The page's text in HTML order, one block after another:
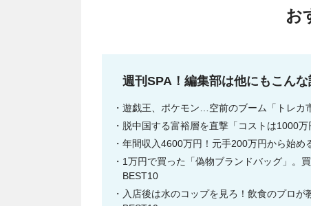
お
週刊SPA！編集部は他にもこん
遊戯王、ポケモン…空前のブーム「トレカ
脱中国する富裕層を直撃「コストは1000
年間収入4600万円！元手200万円から始め
1万円で買った「偽物ブランドバッグ」。
BEST10
入店後は水のコップを見ろ！飲食のプロが